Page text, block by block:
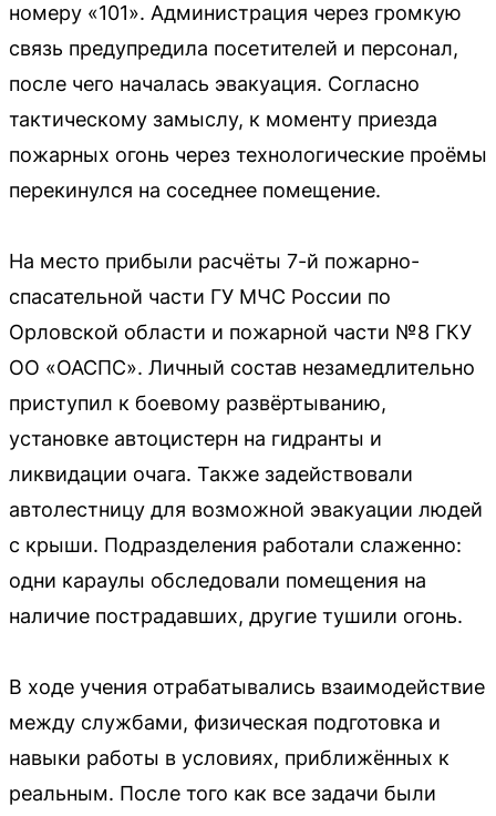
номеру «101». Администрация через громкую
связь предупредила посетителей и персонал,
после чего началась эвакуация. Согласно
тактическому замыслу, к моменту приезда
пожарных огонь через технологические проёмы
перекинулся на соседнее помещение.
На место прибыли расчёты 7-й пожарно-
спасательной части ГУ МЧС России по
Орловской области и пожарной части №8 ГКУ
ОО «ОАСПС». Личный состав незамедлительно
приступил к боевому развёртыванию,
установке автоцистерн на гидранты и
ликвидации очага. Также задействовали
автолестницу для возможной эвакуации людей
с крыши. Подразделения работали слаженно:
одни караулы обследовали помещения на
наличие пострадавших, другие тушили огонь.
В ходе учения отрабатывались взаимодействие
между службами, физическая подготовка и
навыки работы в условиях, приближённых к
реальным. После того как все задачи были